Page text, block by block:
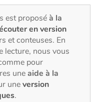
est proposéà la
en version
et conteuses. En
lecture, nous vous
pour
uneaide à la
uneversion
.